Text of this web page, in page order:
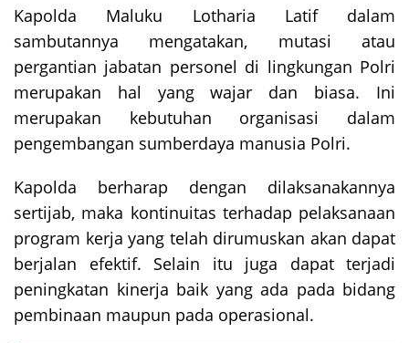
Kapolda Maluku Lotharia Latif dalam
sambutannya mengatakan, mutasi atau
pergantian jabatan personel di lingkungan Polri
merupakan hal yang wajar dan biasa. Ini
merupakan kebutuhan organisasi dalam
pengembangan sumberdaya manusia Polri.
Kapolda berharap dengan dilaksanakannya
sertijab, maka kontinuitas terhadap pelaksanaan
program kerja yang telah dirumuskan akan dapat
berjalan efektif. Selain itu juga dapat terjadi
peningkatan kinerja baik yang ada pada bidang
pembinaan maupun pada operasional.